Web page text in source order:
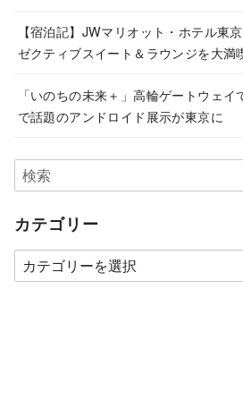
【宿泊記】JWマリオット・ホテル東
ゼクティブスイート＆ラウンジを大満
「いのちの未来＋」高輪ゲートウェ
で話題のアンドロイド展示が東京に
カテゴリー
カ
テ